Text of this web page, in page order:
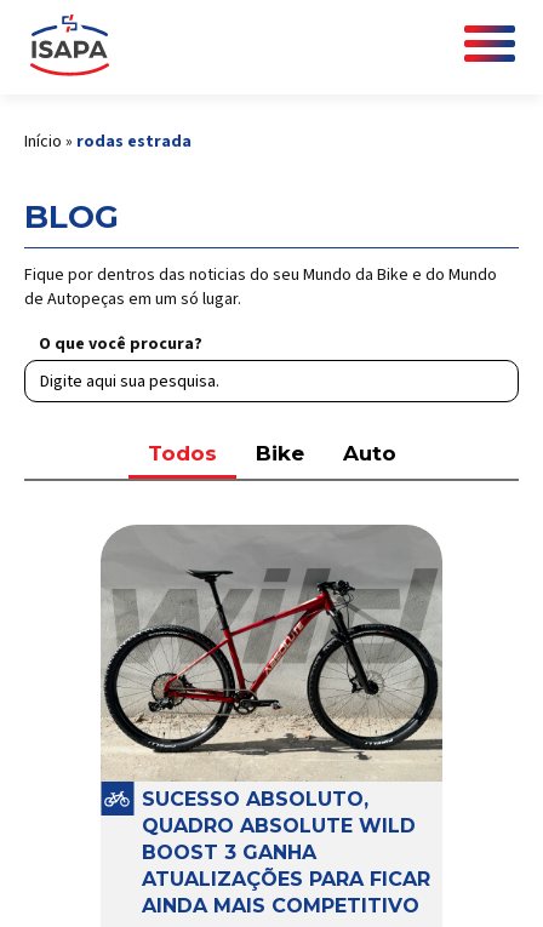
Início » rodas estrada
BLOG
Fique por dentros das noticias do seu Mundo da Bike e do Mundo
de Autopeças em um só lugar.
O que você procura?
Todos Bike Auto
SUCESSO ABSOLUTO,
QUADRO ABSOLUTE WILD
BOOST 3 GANHA
ATUALIZAÇÕES PARA FICAR
AINDA MAIS COMPETITIVO